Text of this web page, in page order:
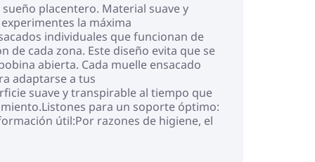
placentero. Material suave y
la máxima
individuales que funcionan de
cada zona. Este diseño evita que se
abierta. Cada muelle ensacado
adaptarse a tus
suave y transpirable al tiempo que
para un soporte óptimo:
útil:Por razones de higiene, el